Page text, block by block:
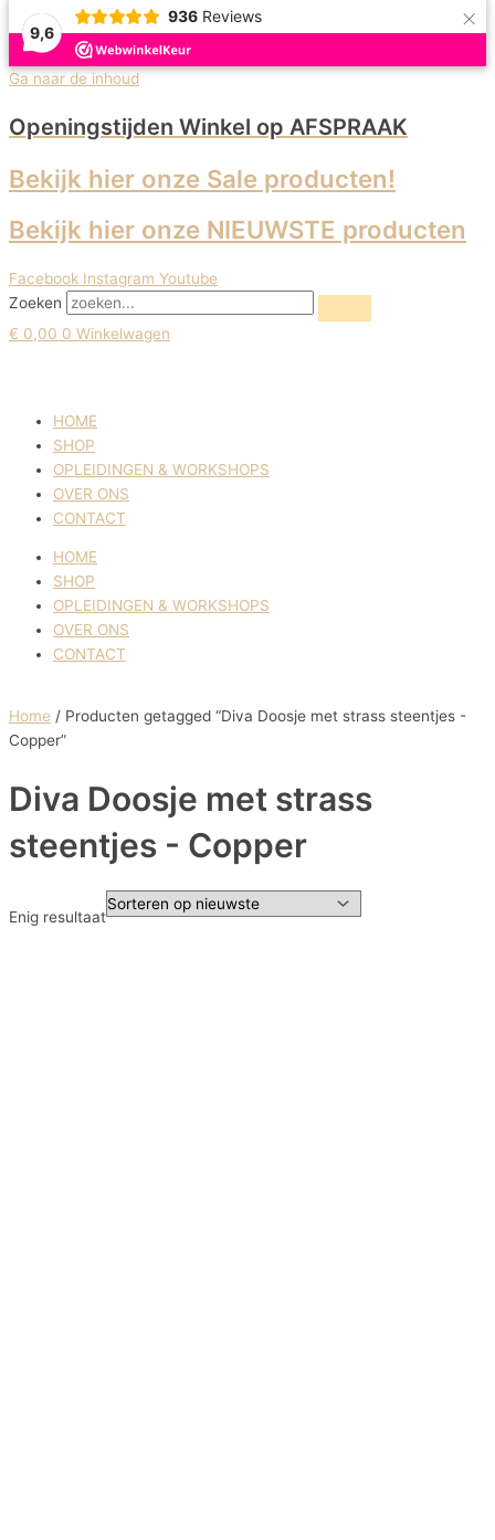
9,6
936 Reviews ×
Ga naar de inhoud
Openingstijden Winkel op AFSPRAAK
Bekijk hier onze Sale producten!
Bekijk hier onze NIEUWSTE producten
Facebook Instagram Youtube
Zoeken
€ 0,00 0 Winkelwagen
HOME
SHOP
OPLEIDINGEN & WORKSHOPS
OVER ONS
CONTACT
HOME
SHOP
OPLEIDINGEN & WORKSHOPS
OVER ONS
CONTACT
Home / Producten getagged “Diva Doosje met strass steentjes -
Copper”
Diva Doosje met strass
steentjes - Copper
Enig resultaat
Uitverkoop!